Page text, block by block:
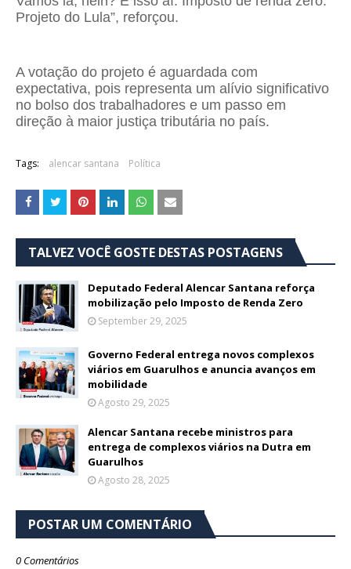
Projeto do Lula”, reforçou.
A votação do projeto é aguardada com
expectativa, pois representa um alívio significativo
no bolso dos trabalhadores e um passo em
direção à maior justiça tributária no país.
Tags: alencar santana Política
TALVEZ VOCÊ GOSTE DESTAS POSTAGENS
Deputado Federal Alencar Santana reforça
mobilização pelo Imposto de Renda Zero
September 29, 2025
Governo Federal entrega novos complexos
viários em Guarulhos e anuncia avanços em
mobilidade
Agosto 29, 2025
Alencar Santana recebe ministros para
entrega de complexos viários na Dutra em
Guarulhos
Agosto 28, 2025
POSTAR UM COMENTÁRIO
0 Comentários